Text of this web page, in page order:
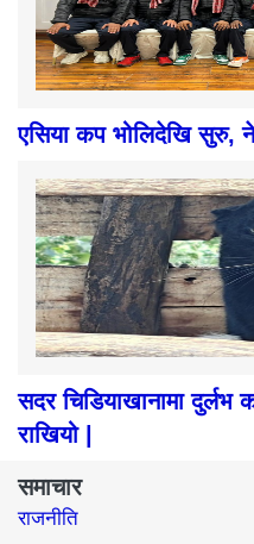
एसिया कप भोलिदेखि सुरु,
सदर चिडियाखानामा दुर्लभ
राखियो |
समाचार
राजनीति